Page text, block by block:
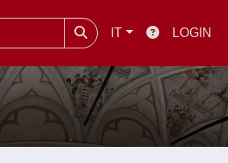
IT LOGIN